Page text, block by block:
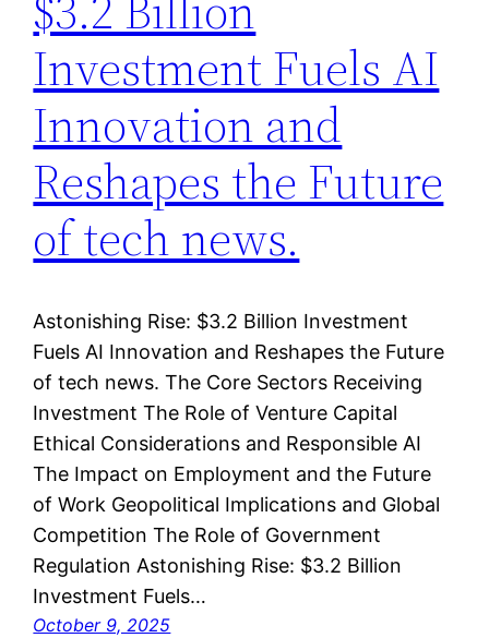
Investment Fuels AI
Innovation and
Reshapes the Future
of tech news.
Astonishing Rise: $3.2 Billion Investment
Fuels AI Innovation and Reshapes the Future
of tech news. The Core Sectors Receiving
Investment The Role of Venture Capital
Ethical Considerations and Responsible AI
The Impact on Employment and the Future
of Work Geopolitical Implications and Global
Competition The Role of Government
Regulation Astonishing Rise: $3.2 Billion
Investment Fuels…
October 9, 2025